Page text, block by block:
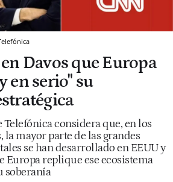
Davos que Europa
en serio" su
Telefónica considera que, en los
la mayor parte de las grandes
se han desarrollado en EEUU y
Europa replique ese ecosistema
soberanía